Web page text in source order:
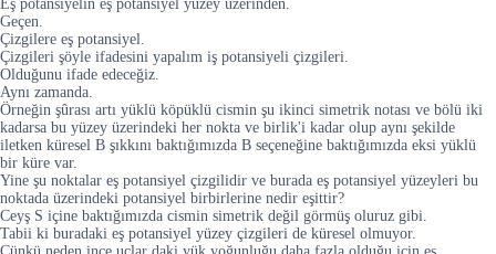
Eş potansiyelin eş potansiyel yüzey üzerinden.
Geçen.
Çizgilere eş potansiyel.
Çizgileri şöyle ifadesini yapalım iş potansiyeli çizgileri.
Olduğunu ifade edeceğiz.
Aynı zamanda.
Örneğin şûrası artı yüklü köpüklü cismin şu ikinci simetrik notası ve bölü iki
kadarsa bu yüzey üzerindeki her nokta ve birlik'i kadar olup aynı şekilde
iletken küresel B şıkkını baktığımızda B seçeneğine baktığımızda eksi yüklü
bir küre var.
Yine şu noktalar eş potansiyel çizgilidir ve burada eş potansiyel yüzeyleri bu
noktada üzerindeki potansiyel birbirlerine nedir eşittir?
Ceyş S içine baktığımızda cismin simetrik değil görmüş oluruz gibi.
Tabii ki buradaki eş potansiyel yüzey çizgileri de küresel olmuyor.